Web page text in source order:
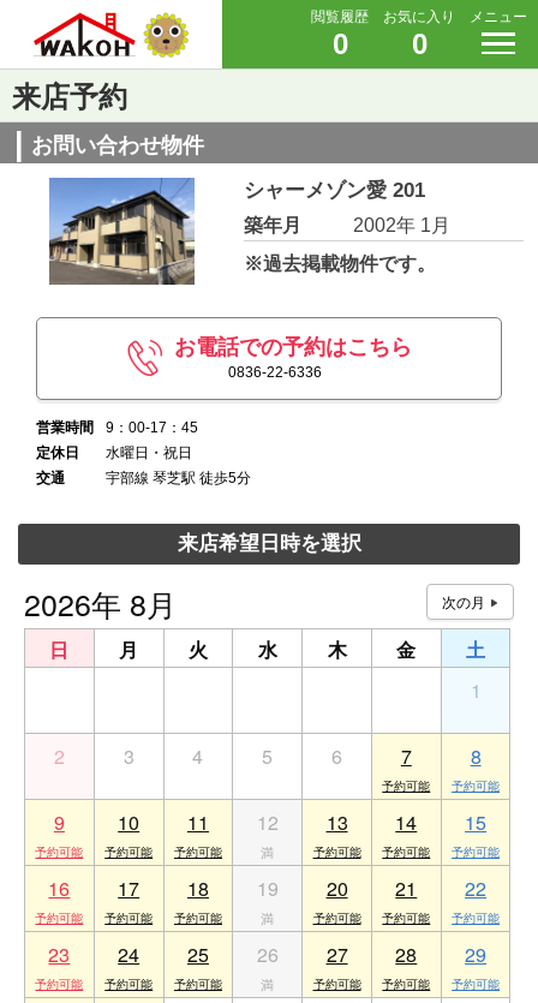
閲覧履歴
0
お気に入り
0
メニュー
来店予約
お問い合わせ物件
シャーメゾン愛 201
築年月
2002年 1月
※過去掲載物件です。
お電話での予約はこちら
0836-22-6336
営業時間
9：00-17：45
定休日
水曜日・祝日
交通
宇部線 琴芝駅 徒歩5分
来店希望日時を選択
2026年 8月
日 月 火 水 木 金
土
1
2 3 4 5 6 7 8
9 10 11 12 13 14 15
16 17 18 19 20 21 22
23 24 25 26 27 28 29